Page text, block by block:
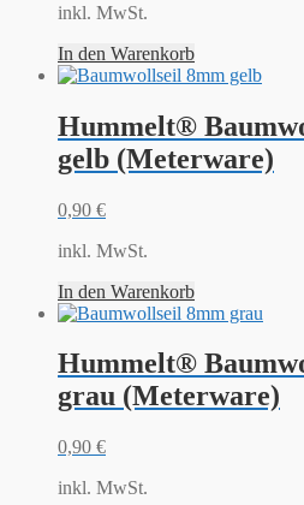
inkl. MwSt.
In den Warenkorb
Hummelt®
gelb (Meterware)
0,90 €
inkl. MwSt.
In den Warenkorb
Hummelt®
grau (Meterware)
0,90 €
inkl. MwSt.